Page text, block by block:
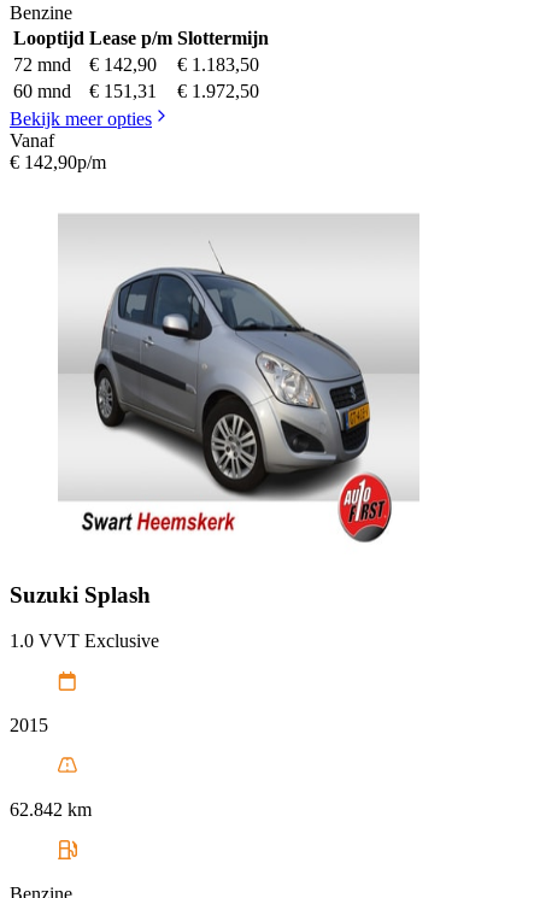
Benzine
Looptijd Lease p/m Slottermijn
72 mnd
€ 142,90
€ 1.183,50
60 mnd
€ 151,31
€ 1.972,50
Bekijk meer opties
Vanaf
€ 142,90p/m
Suzuki Splash
1.0 VVT Exclusive
2015
62.842 km